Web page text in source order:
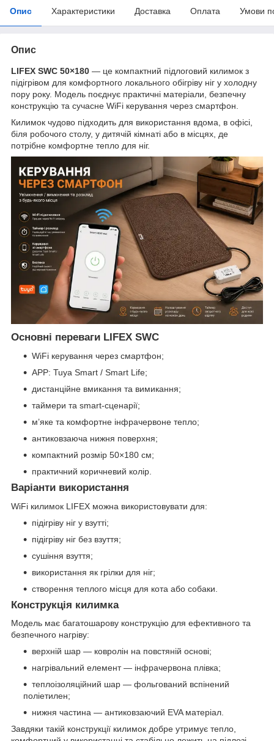
Опис Характеристики Доставка Оплата Умови
Опис
LIFEX SWC 50×180 — це компактний підлоговий килимок з
підігрівом для комфортного локального обігріву ніг у холодну
пору року. Модель поєднує практичні матеріали, безпечну
конструкцію та сучасне WiFi керування через смартфон.
Килимок чудово підходить для використання вдома, в офісі,
біля робочого столу, у дитячій кімнаті або в місцях, де
потрібне комфортне тепло для ніг.
Основні переваги LIFEX SWC
WiFi керування через смартфон;
APP: Tuya Smart / Smart Life;
дистанційне вмикання та вимикання;
таймери та smart-сценарії;
м’яке та комфортне інфрачервоне тепло;
антиковзаюча нижня поверхня;
компактний розмір 50×180 см;
практичний коричневий колір.
Варіанти використання
WiFi килимок LIFEX можна використовувати для:
підігріву ніг у взутті;
підігріву ніг без взуття;
сушіння взуття;
використання як грілки для ніг;
створення теплого місця для кота або собаки.
Конструкція килимка
Модель має багатошарову конструкцію для ефективного та
безпечного нагріву:
верхній шар — ковролін на повстяній основі;
нагрівальний елемент — інфрачервона плівка;
теплоізоляційний шар — фольгований вспінений
поліетилен;
нижня частина — антиковзаючий EVA матеріал.
Завдяки такій конструкції килимок добре утримує тепло,